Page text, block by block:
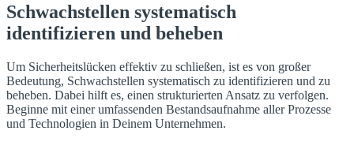
Schwachstellen systematisch
identifizieren und beheben
Um Sicherheitslücken effektiv zu schließen, ist es von großer
Bedeutung, Schwachstellen systematisch zu identifizieren und zu
beheben. Dabei hilft es, einen strukturierten Ansatz zu verfolgen.
Beginne mit einer umfassenden Bestandsaufnahme aller Prozesse
und Technologien in Deinem Unternehmen.